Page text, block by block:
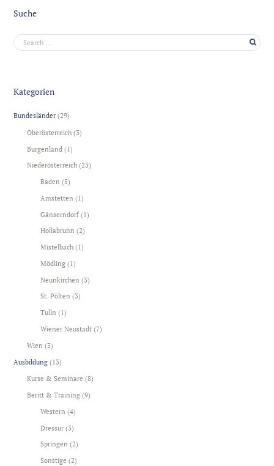
Suche
Kategorien
Bundesländer (29)
Oberösterreich (3)
Burgenland (1)
Niederösterreich (23)
Baden (5)
Amstetten (1)
Gänserndorf(1)
Hollabrunn (2)
Mistelbach (1)
Mödling (1)
Neunkirchen (3)
St. Pölten (3)
Tulln (1)
Wiener Neustadt (7)
Wien (3)
Ausbildung (13)
Kurse & Seminare (8)
Beritt & Training (9)
Western (4)
Dressur (3)
Springen (2)
Sonstige (2)